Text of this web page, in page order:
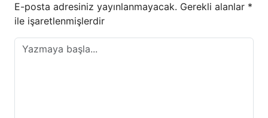
E-posta adresiniz yayınlanmayacak. Gerekli alanlar *
ile işaretlenmişlerdir